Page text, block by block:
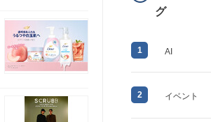
グ
1 AI
2 イベント